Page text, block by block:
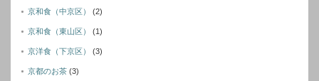
京和食（中京区） (2)
京和食（東山区） (1)
京洋食（下京区） (3)
京都のお茶 (3)